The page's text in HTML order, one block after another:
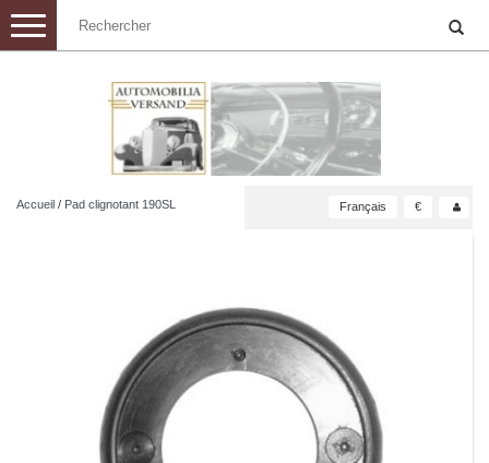
Toggle
navigation
Accueil / Pad clignotant 190SL Français €